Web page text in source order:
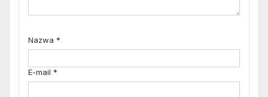
Nazwa *
E-mail *